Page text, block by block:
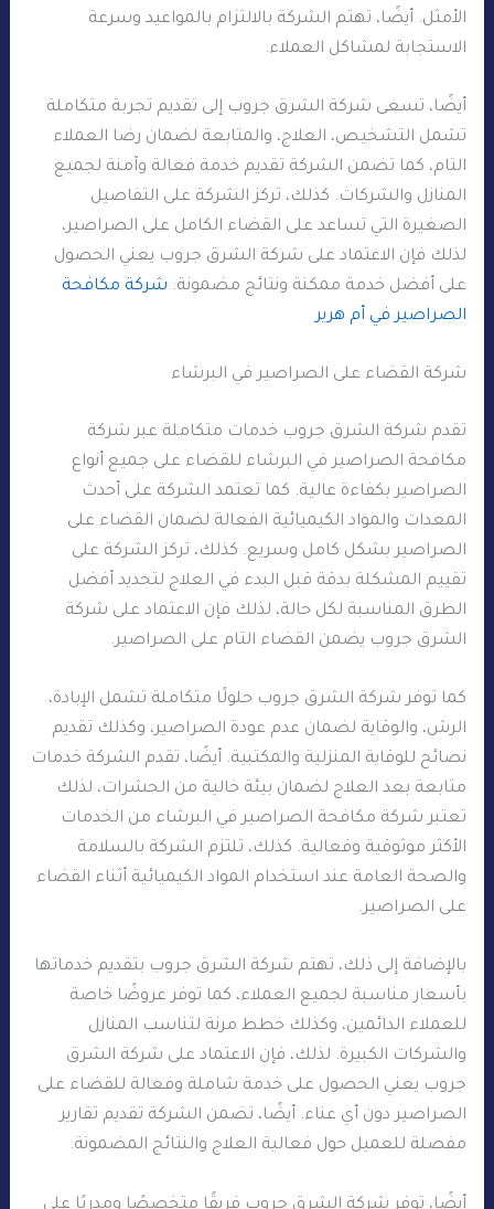
الأمثل. أيضًا، تهتم الشركة بالالتزام بالمواعيد وسرعة
الاستجابة لمشاكل العملاء.
أيضًا، تسعى شركة الشرق جروب إلى تقديم تجربة متكاملة
تشمل التشخيص، العلاج، والمتابعة لضمان رضا العملاء
التام، كما تضمن الشركة تقديم خدمة فعالة وآمنة لجميع
المنازل والشركات. كذلك، تركز الشركة على التفاصيل
الصغيرة التي تساعد على القضاء الكامل على الصراصير،
لذلك فإن الاعتماد على شركة الشرق جروب يعني الحصول
على أفضل خدمة ممكنة ونتائج مضمونة. شركة مكافحة
الصراصير في أم هرير
شركة القضاء على الصراصير في البرشاء
تقدم شركة الشرق جروب خدمات متكاملة عبر شركة
مكافحة الصراصير في البرشاء للقضاء على جميع أنواع
الصراصير بكفاءة عالية. كما تعتمد الشركة على أحدث
المعدات والمواد الكيميائية الفعالة لضمان القضاء على
الصراصير بشكل كامل وسريع. كذلك، تركز الشركة على
تقييم المشكلة بدقة قبل البدء في العلاج لتحديد أفضل
الطرق المناسبة لكل حالة، لذلك فإن الاعتماد على شركة
الشرق جروب يضمن القضاء التام على الصراصير.
كما توفر شركة الشرق جروب حلولًا متكاملة تشمل الإبادة،
الرش، والوقاية لضمان عدم عودة الصراصير، وكذلك تقديم
نصائح للوقاية المنزلية والمكتبية. أيضًا، تقدم الشركة خدمات
متابعة بعد العلاج لضمان بيئة خالية من الحشرات، لذلك
تعتبر شركة مكافحة الصراصير في البرشاء من الخدمات
الأكثر موثوقية وفعالية. كذلك، تلتزم الشركة بالسلامة
والصحة العامة عند استخدام المواد الكيميائية أثناء القضاء
على الصراصير.
بالإضافة إلى ذلك، تهتم شركة الشرق جروب بتقديم خدماتها
بأسعار مناسبة لجميع العملاء، كما توفر عروضًا خاصة
للعملاء الدائمين، وكذلك خطط مرنة لتناسب المنازل
والشركات الكبيرة. لذلك، فإن الاعتماد على شركة الشرق
جروب يعني الحصول على خدمة شاملة وفعالة للقضاء على
الصراصير دون أي عناء. أيضًا، تضمن الشركة تقديم تقارير
مفصلة للعميل حول فعالية العلاج والنتائج المضمونة.
أيضًا، توفر شركة الشرق جروب فريقًا متخصصًا ومدربًا على